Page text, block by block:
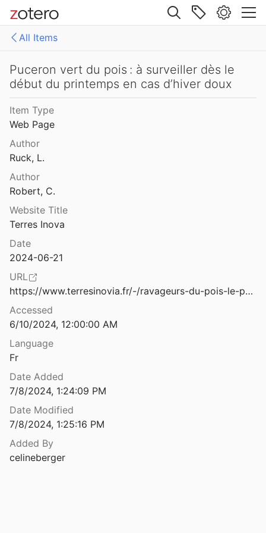
Site navigation
All Items
All Items
semences de tomate
2025
volailles, règlementation bio
2025
Produire de la viande bio - Retour d'essais menés au CRA-W
et al.
2021
pêcher (Myzus persicae)
VAN MULLEN
2024
: dossier technique
2025
quel usage ?
2026
2016
Puceron vert du pois : à surveiller dès le
début du printemps en cas d’hiver doux
Item Type
Web Page
Author
Ruck, L.
Author
Robert, C.
Website Title
Terres Inova
Date
2024-06-21
URL
https://www.terresinovia.fr/-/ravageurs-du-pois-le-puceron-vert
Accessed
6/10/2024, 12:00:00 AM
Language
Fr
Date Added
7/8/2024, 1:24:09 PM
Date Modified
7/8/2024, 1:25:16 PM
Added By
celineberger